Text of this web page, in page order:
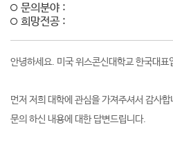
문의분야 :
희망전공 :
안녕하세요. 미국 위스콘신대학교 한국대표
먼저 저희 대학에 관심을 가져주셔서 감사
문의 하신 내용에 대한 답변드립니다.